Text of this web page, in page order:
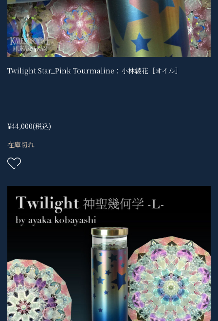
Twilight Star_Pink Tourmaline：小林綾花［オイル］
¥44,000(税込)
在庫切れ